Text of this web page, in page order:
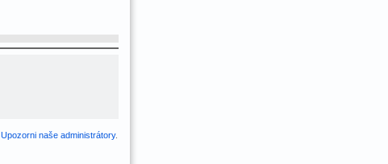
Upozorni naše administrátory.